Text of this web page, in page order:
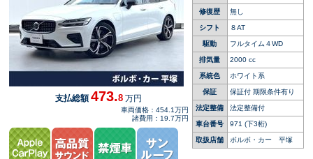
修復歴 無し
シフト ８AT
駆動 フルタイム４WD
排気量 2000 cc
系統色 ホワイト系
保証 保証付 期限条件有り
法定整備 法定整備付
車台番号 971 (下3桁)
取扱店舗 ボルボ・カー 平塚
支払総額473.8 万円
車両価格：454.1万円
諸費用：19.7万円